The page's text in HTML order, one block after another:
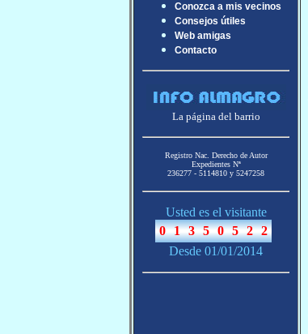
Conozca a mis vecinos
Consejos útiles
Web amigas
Contacto
La página del barrio
Registro Nac. Derecho de Autor
Expedientes Nª
236277 - 5114810 y 5247258
Usted es el visitante
Desde 01/01/2014